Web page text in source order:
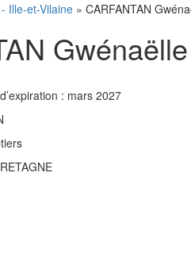
Ille-et-Vilaine » CARFANTAN
Gwénaëlle
: mars 2027